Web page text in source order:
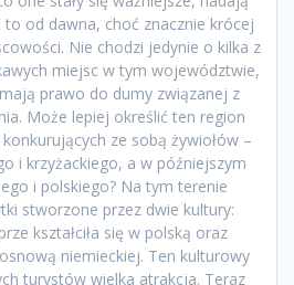
od dawna, choć znacznie krócej
Nie chodzi jedynie o kilka z
miejsc w tym województwie,
prawo do dumy związanej z
Może lepiej określić ten region
ze sobą żywiołów –
i krzyżackiego, a w późniejszym
i polskiego? Na tym terenie
stworzone przez dwie kultury:
kształciła się w polską oraz
niemieckiej. Ten kulturowy
turystów wielka atrakcja. Teraz